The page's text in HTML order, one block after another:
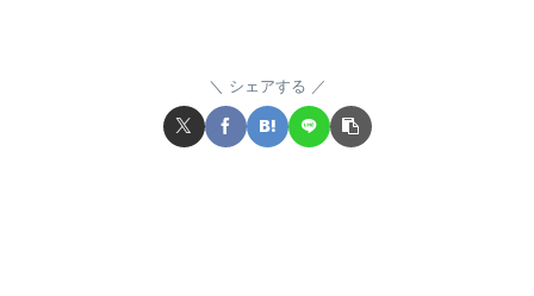
シェアする